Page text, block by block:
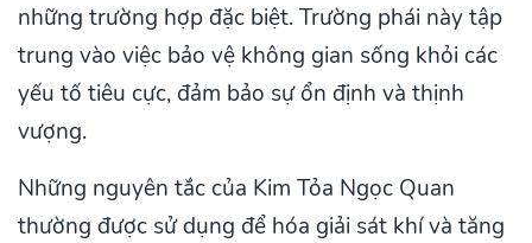
những trường hợp đặc biệt. Trường phái này tập
trung vào việc bảo vệ không gian sống khỏi các
yếu tố tiêu cực, đảm bảo sự ổn định và thịnh
vượng.
Những nguyên tắc của Kim Tỏa Ngọc Quan
thường được sử dụng để hóa giải sát khí và tăng